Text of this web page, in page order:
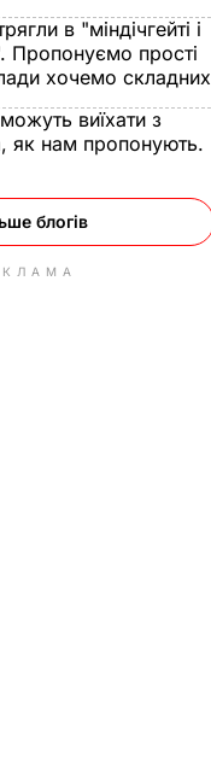
в "міндічгейті і
Пропонуємо прості
хочемо складних
виїхати з
як нам пропонують.
блогів